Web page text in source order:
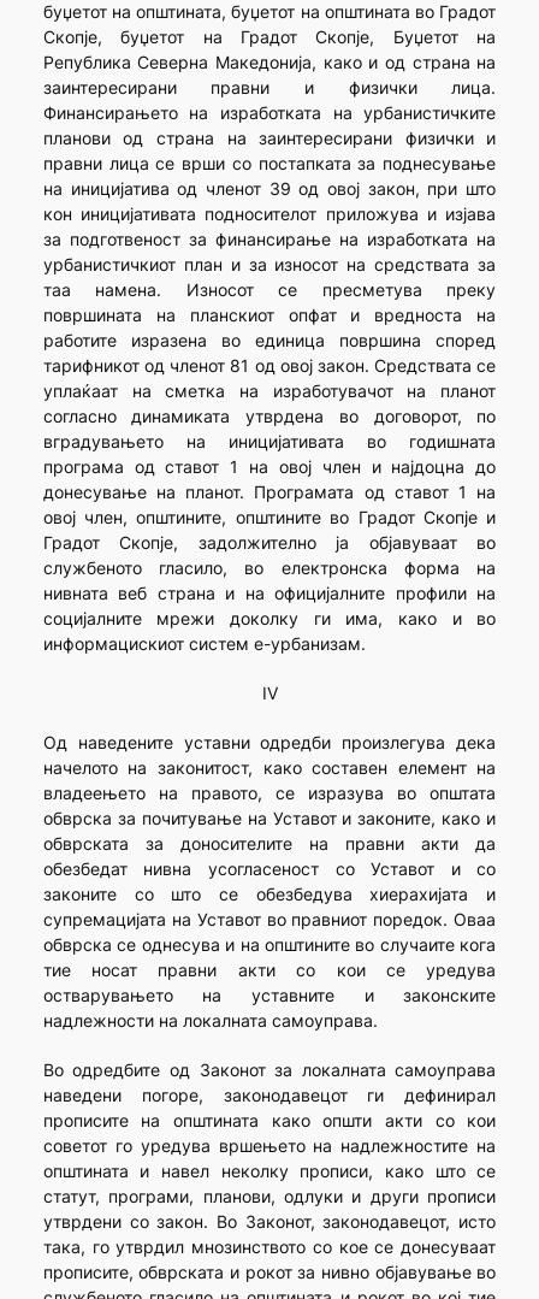
буџетот на општината, буџетот на општината во Градот
Скопје, буџетот на Градот Скопје, Буџетот на
Република Северна Македонија, како и од страна на
заинтересирани правни и физички лица.
Финансирањето на изработката на урбанистичките
планови од страна на заинтересирани физички и
правни лица се врши со постапката за поднесување
на иницијатива од членот 39 од овој закон, при што
кон иницијативата подносителот приложува и изјава
за подготвеност за финансирање на изработката на
урбанистичкиот план и за износот на средствата за
таа намена. Износот се пресметува преку
површината на планскиот опфат и вредноста на
работите изразена во единица површина според
тарифникот од членот 81 од овој закон. Средствата се
уплаќаат на сметка на изработувачот на планот
согласно динамиката утврдена во договорот, по
вградувањето на иницијативата во годишната
програма од ставот 1 на овој член и најдоцна до
донесување на планот. Програмата од ставот 1 на
овој член, општините, општините во Градот Скопје и
Градот Скопје, задолжително ја објавуваат во
службеното гласило, во електронска форма на
нивната веб страна и на официјалните профили на
социјалните мрежи доколку ги има, како и во
информацискиот систем е-урбанизам.
IV
Од наведените уставни одредби произлегува дека
начелото на законитост, како составен елемент на
владеењето на правото, се изразува во општата
обврска за почитување на Уставот и законите, како и
обврската за доносителите на правни акти да
обезбедат нивна усогласеност со Уставот и со
законите со што се обезбедува хиерахијата и
супремацијата на Уставот во правниот поредок. Оваа
обврска се однесува и на општините во случаите кога
тие носат правни акти со кои се уредува
остварувањето на уставните и законските
надлежности на локалната самоуправа.
Во одредбите од Законот за локалната самоуправа
наведени погоре, законодавецот ги дефинирал
прописите на општината како општи акти со кои
советот го уредува вршењето на надлежностите на
општината и навел неколку прописи, како што се
статут, програми, планови, одлуки и други прописи
утврдени со закон. Во Законот, законодавецот, исто
така, го утврдил мнозинството со кое се донесуваат
прописите, обврската и рокот за нивно објавување во